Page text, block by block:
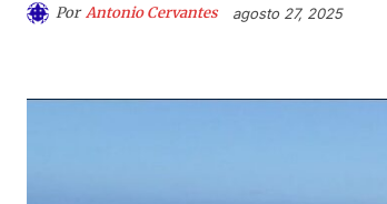
Por Antonio Cervantes agosto 27, 2025